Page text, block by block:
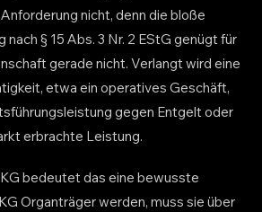
nicht, denn die bloße
nach § 15 Abs. 3 Nr. 2 EStG genügt für
gerade nicht. Verlangt wird eine
etwa ein operatives Geschäft,
gegen Entgelt oder
erbrachte Leistung.
bedeutet das eine bewusste
Organträger werden, muss sie über